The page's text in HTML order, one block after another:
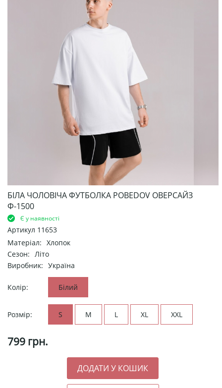
БІЛА ЧОЛОВІЧА ФУТБОЛКА POBEDOV ОВЕРСАЙЗ
Ф-1500
Є у наявності
Артикул 11653
Матеріал: Хлопок
Сезон:
Літо
Виробник: Україна
Колір: Білий
Розмір: S M L XL XXL
799 грн.